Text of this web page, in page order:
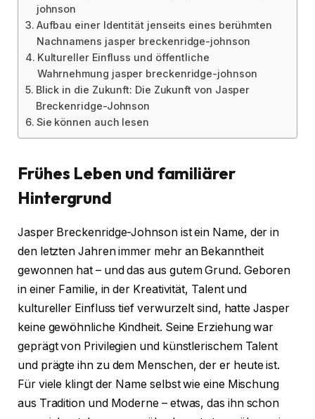
johnson
Aufbau einer Identität jenseits eines berühmten
Nachnamens jasper breckenridge-johnson
Kultureller Einfluss und öffentliche
Wahrnehmung jasper breckenridge-johnson
Blick in die Zukunft: Die Zukunft von Jasper
Breckenridge-Johnson
Sie können auch lesen
Frühes Leben und familiärer
Hintergrund
Jasper Breckenridge-Johnson ist ein Name, der in
den letzten Jahren immer mehr an Bekanntheit
gewonnen hat – und das aus gutem Grund. Geboren
in einer Familie, in der Kreativität, Talent und
kultureller Einfluss tief verwurzelt sind, hatte Jasper
keine gewöhnliche Kindheit. Seine Erziehung war
geprägt von Privilegien und künstlerischem Talent
und prägte ihn zu dem Menschen, der er heute ist.
Für viele klingt der Name selbst wie eine Mischung
aus Tradition und Moderne – etwas, das ihn schon